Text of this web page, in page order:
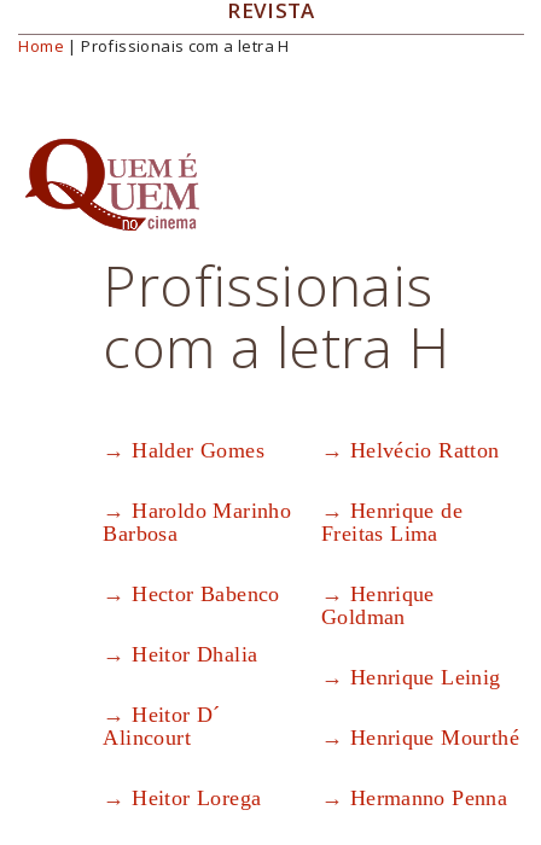
REVISTA
Você está aqui
Home | Profissionais com a letra H
Profissionais
com a letra H
Halder Gomes
Haroldo Marinho
Barbosa
Hector Babenco
Heitor Dhalia
Heitor D´
Alincourt
Heitor Lorega
Helvécio Ratton
Henrique de
Freitas Lima
Henrique
Goldman
Henrique Leinig
Henrique Mourthé
Hermanno Penna